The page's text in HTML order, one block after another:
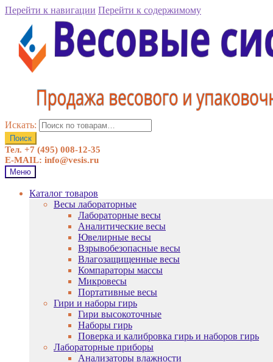
Перейти к навигации Перейти к содержимому
Искать:
Поиск
Тел. +7 (495) 008-12-35
E-MAIL: info@vesis.ru
Меню
Каталог товаров
Весы лабораторные
Лабораторные весы
Аналитические весы
Ювелирные весы
Взрывобезопасные весы
Влагозащищенные весы
Компараторы массы
Микровесы
Портативные весы
Гири и наборы гирь
Гири высокоточные
Наборы гирь
Поверка и калибровка гирь и наборов гирь
Лабораторные приборы
Анализаторы влажности